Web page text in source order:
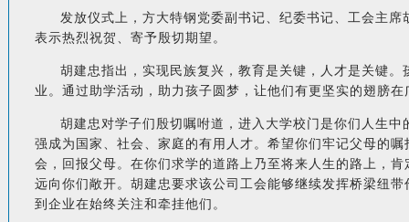
发放仪式上，方大特钢党委副书记、纪委书记、工会主
表示热烈祝贺、寄予殷切期望。
胡建忠指出，实现民族复兴，教育是关键，人才是关键
业。通过助学活动，助力孩子圆梦，让他们有更坚实的翅膀
胡建忠对学子们殷切嘱咐道，进入大学校门是你们人生
强成为国家、社会、家庭的有用人才。希望你们牢记父母的
会，回报父母。在你们求学的道路上乃至将来人生的路上，
远向你们敞开。胡建忠要求该公司工会能够继续发挥桥梁纽
到企业在始终关注和牵挂他们。